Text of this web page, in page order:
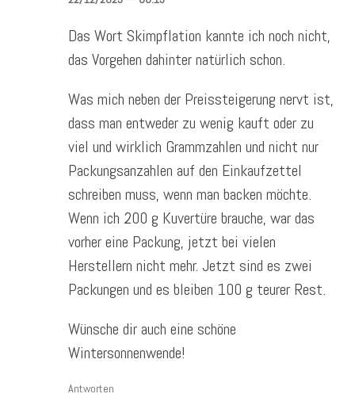
Das Wort Skimpflation kannte ich noch nicht,
das Vorgehen dahinter natürlich schon.
Was mich neben der Preissteigerung nervt ist,
dass man entweder zu wenig kauft oder zu
viel und wirklich Grammzahlen und nicht nur
Packungsanzahlen auf den Einkaufzettel
schreiben muss, wenn man backen möchte.
Wenn ich 200 g Kuvertüre brauche, war das
vorher eine Packung, jetzt bei vielen
Herstellern nicht mehr. Jetzt sind es zwei
Packungen und es bleiben 100 g teurer Rest.
Wünsche dir auch eine schöne
Wintersonnenwende!
Antworten